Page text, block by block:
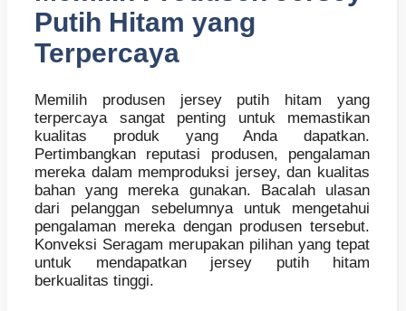
Putih Hitam yang
Terpercaya
Memilih produsen jersey putih hitam yang
terpercaya sangat penting untuk memastikan
kualitas produk yang Anda dapatkan.
Pertimbangkan reputasi produsen, pengalaman
mereka dalam memproduksi jersey, dan kualitas
bahan yang mereka gunakan. Bacalah ulasan
dari pelanggan sebelumnya untuk mengetahui
pengalaman mereka dengan produsen tersebut.
Konveksi Seragam merupakan pilihan yang tepat
untuk mendapatkan jersey putih hitam
berkualitas tinggi.